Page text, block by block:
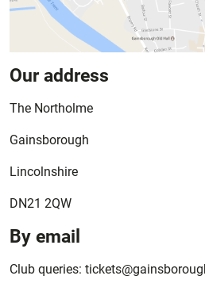
Our address
The Northolme
Gainsborough
Lincolnshire
DN21 2QW
By email
Club queries: